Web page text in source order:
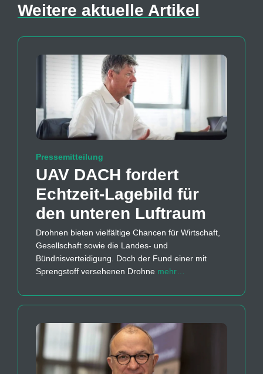
Weitere aktuelle Artikel
Pressemitteilung
UAV DACH fordert
Echtzeit-Lagebild für
den unteren Luftraum
Drohnen bieten vielfältige Chancen für Wirtschaft,
Gesellschaft sowie die Landes- und
Bündnisverteidigung. Doch der Fund einer mit
Sprengstoff versehenen Drohne mehr…